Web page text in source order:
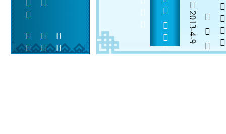
  
2013-4-9  